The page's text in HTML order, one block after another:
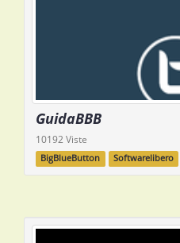
GuidaBBB
10192 Viste
BigBlueButton Softwarelibero